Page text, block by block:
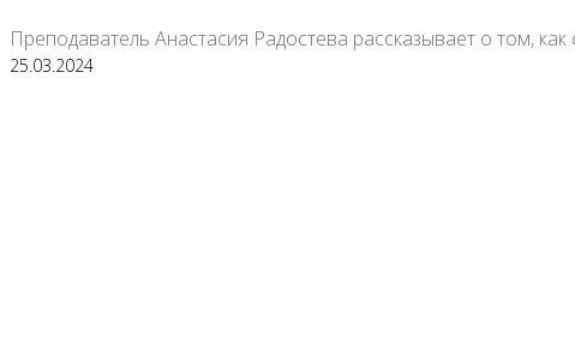
Преподаватель Анастасия Радостева рассказывает о том,
25.03.2024